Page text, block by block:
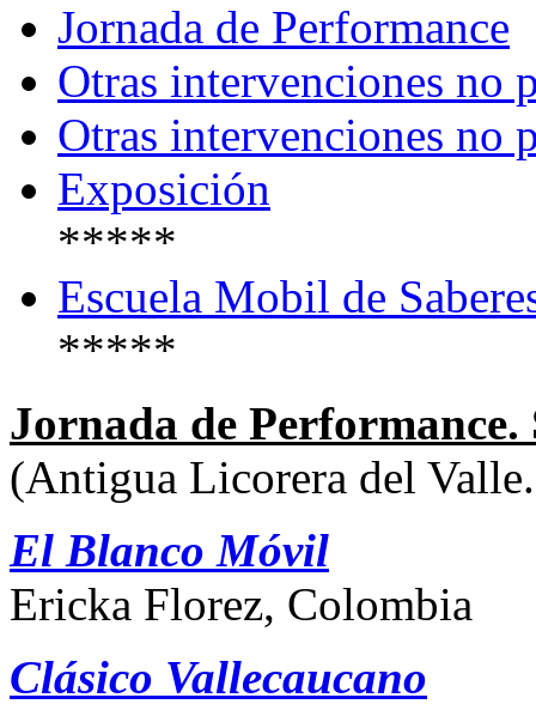
Jornada de Performance
Otras intervenciones no
Otras intervenciones no
Exposición
*****
Escuela Mobil de
*****
Jornada de Performance.
(Antigua Licorera del
El Blanco Móvil
Ericka Florez, Colombia
Clásico Vallecaucano